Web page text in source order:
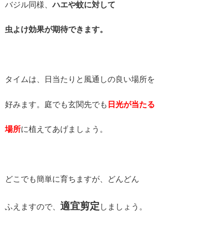
バジル同様、ハエや蚊に対して
虫よけ効果が期待できます。
タイムは、日当たりと風通しの良い場所を
好みます。庭でも玄関先でも 日光が当たる
場所に植えてあげましょう。
どこでも簡単に育ちますが、どんどん
ふえますので、 適宜剪定 しましょう。